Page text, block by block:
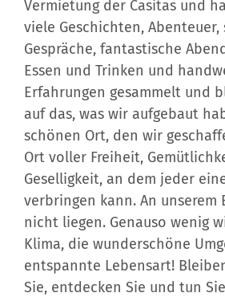
viele Geschichten, Abenteuer,
Gespräche, fantastische
Essen und Trinken und
Erfahrungen gesammelt und
auf das, was wir aufgebaut
schönen Ort, den wir
Ort voller Freiheit,
Geselligkeit, an dem jeder
verbringen kann. An unserem
nicht liegen. Genauso wenig
Klima, die wunderschöne
entspannte Lebensart!
Sie, entdecken Sie und tun